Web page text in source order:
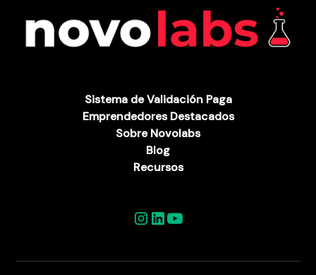
Sistema de Validación Paga
Emprendedores Destacados
Sobre Novolabs
Blog
Recursos